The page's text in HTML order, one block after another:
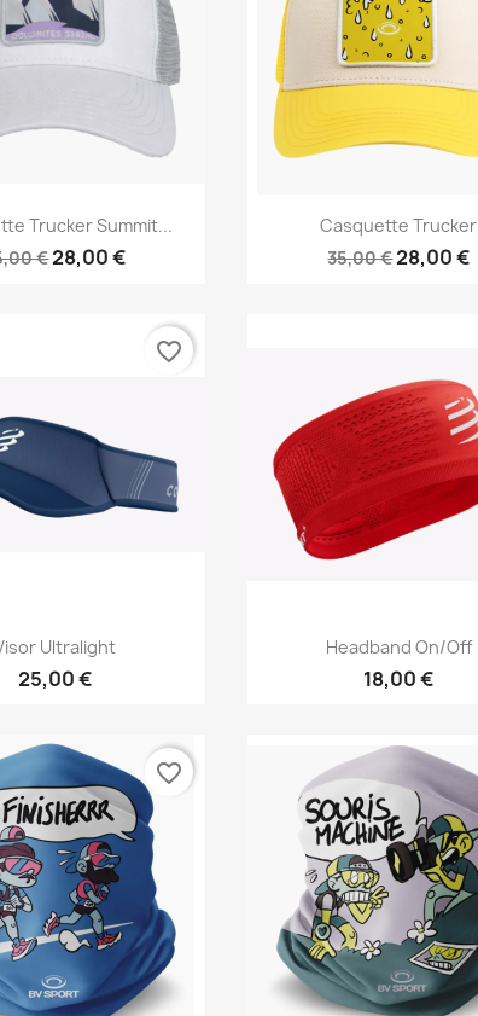
Vista rápida
Trucker Summit...
€28,00 €
Vista rápida
Casquette Trucker
35,00 €28,00 €
Vista rápida
Ultralight
25,00 €
favorite_border
Vista rápida
Headband On/off
18,00 €
favorite_border